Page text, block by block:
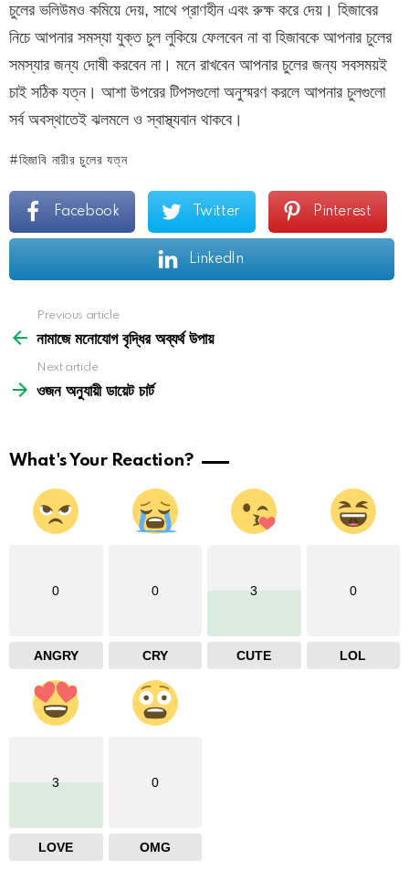
চুলের ভলিউমও কমিয়ে দেয়, সাথে প্রাণহীন এবং রুক্ষ করে দেয়। হিজাবের
নিচে আপনার সমস্যা যুক্ত চুল লুকিয়ে ফেলবেন না বা হিজাবকে আপনার চুলের
সমস্যার জন্য দোষী করবেন না। মনে রাখবেন আপনার চুলের জন্য সবসময়ই
চাই সঠিক যত্ন। আশা উপরের টিপসগুলো অনুস্মরণ করলে আপনার চুলগুলো
সর্ব অবস্থাতেই ঝলমলে ও স্বাস্থ্যবান থাকবে।
হিজাবি নারীর চুলের যত্ন
Facebook Twitter Pinterest
LinkedIn
more
Previous article
নামাজে মনোযোগ বৃদ্ধির অব্যর্থ উপায়
Next article
ওজন অনুযায়ী ডায়েট চার্ট
What's Your Reaction?
0
ANGRY
0
CRY
3
CUTE
0
LOL
3
LOVE
0
OMG